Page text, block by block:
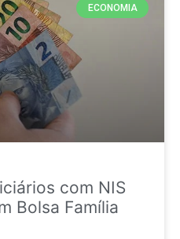
ECONOMIA
com NIS
Bolsa Família